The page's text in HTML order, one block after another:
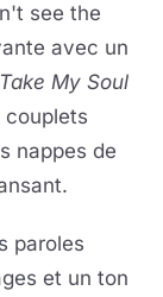
see the
avec un
Take My Soul
couplets
nappes de
paroles
et un ton